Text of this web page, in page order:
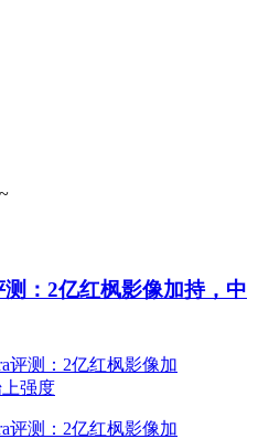
：2亿红枫影像加持，中